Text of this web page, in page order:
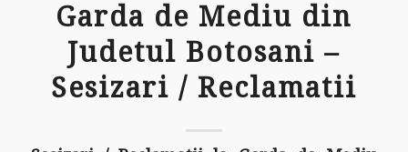
Garda de Mediu din
Judetul Botosani –
Sesizari / Reclamatii